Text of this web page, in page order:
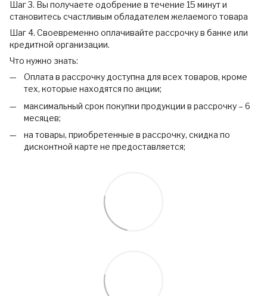
Шаг 3. Вы получаете одобрение в течение 15 минут и
становитесь счастливым обладателем желаемого товара
Шаг 4. Своевременно оплачивайте рассрочку в банке или
кредитной организации.
Что нужно знать:
Оплата в рассрочку доступна для всех товаров, кроме
тех, которые находятся по акции;
максимальный срок покупки продукции в рассрочку – 6
месяцев;
на товары, приобретенные в рассрочку, скидка по
дисконтной карте не предоставляется;